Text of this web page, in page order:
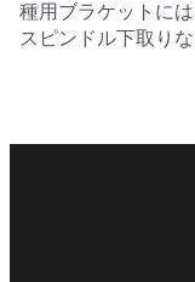
種用ブラケットに
スピンドル下取り